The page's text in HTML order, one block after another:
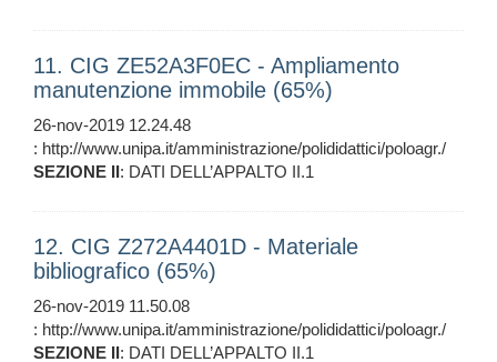
11. CIG ZE52A3F0EC - Ampliamento
manutenzione immobile (65%)
26-nov-2019 12.24.48
: http://www.unipa.it/amministrazione/polididattici/poloagr./
SEZIONE II: DATI DELL’APPALTO II.1
12. CIG Z272A4401D - Materiale
bibliografico (65%)
26-nov-2019 11.50.08
: http://www.unipa.it/amministrazione/polididattici/poloagr./
SEZIONE II: DATI DELL’APPALTO II.1